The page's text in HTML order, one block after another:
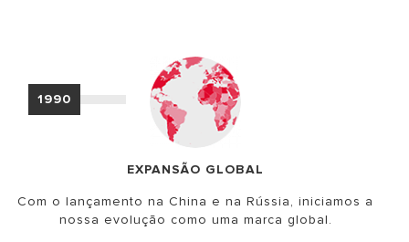
1990
EXPANSÃO GLOBAL
Com o lançamento na China e na Rússia, iniciamos a
nossa evolução como uma marca global.